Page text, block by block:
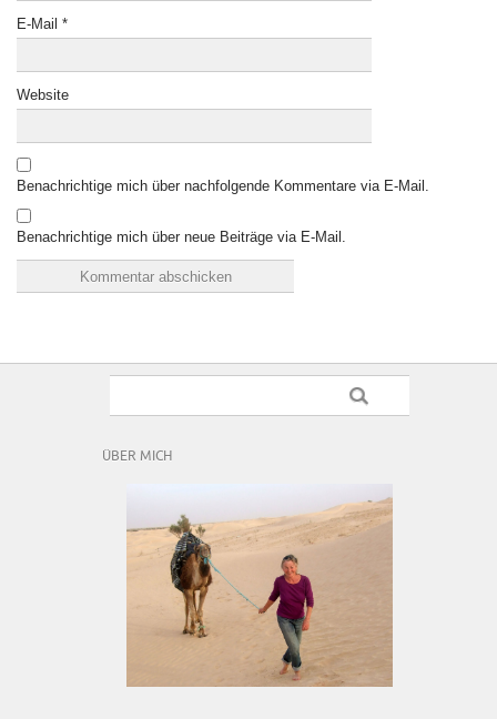
E-Mail *
Website
Benachrichtige mich über nachfolgende Kommentare via E-Mail.
Benachrichtige mich über neue Beiträge via E-Mail.
ÜBER MICH